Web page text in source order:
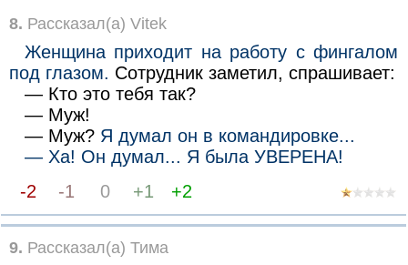
8. Рассказал(а) Vitek
Женщина приходит на работу с фингалом
под глазом. Сотрудник заметил, спрашивает:
— Кто это тебя так?
— Муж!
— Муж? Я думал он в командировке...
— Ха! Он думал... Я была УВЕРЕНА!
-2
-1 0 +1 +2
9. Рассказал(а) Тима